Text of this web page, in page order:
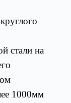
стали на
1000мм